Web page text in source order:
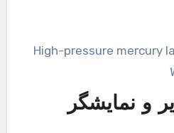
High-pressure mercury
و نمایشگر